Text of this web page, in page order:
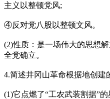
主义以整顿党风;
④反对党八股以整顿文风。
(2)性质：是一场伟大的思想
全党确立。
4.简述井冈山革命根据地创建
(1)它点燃了“工农武装割据”